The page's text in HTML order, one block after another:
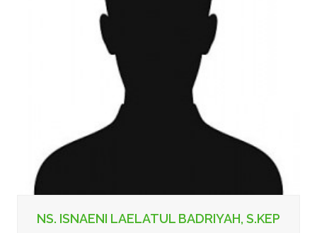
NS. ISNAENI LAELATUL BADRIYAH, S.KEP